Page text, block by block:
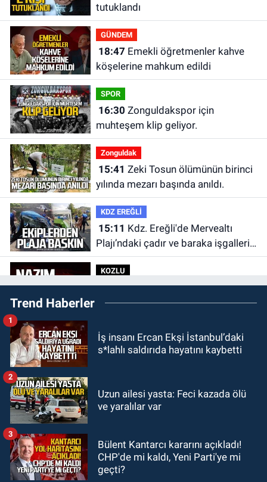
tutuklandı
GÜNDEM
18:47
köşelerine mahkum edildi
SPOR
16:30
muhteşem klip geliyor.
Zonguldak
15:41
yılında mezarı başında anıldı.
KDZ EREĞLİ
15:11
Plajı’ndaki çadır ve baraka işgalleri
kaldırıldı.
KOZLU
14:31Kozlu'da Nazım Zararcı
evinde ölü bulundu.
12:45
12:15Çaycuma'da otomobil
SPOR
11:49Kdz. Ereğli Belediyespor'da
kulübün başına kim geçecek?
Trend Haberler
İş insanı Ercan Ekşi İstanbul’daki
s*lahlı saldırıda hayatını kaybetti
1
Uzun ailesi yasta: Feci kazada ölü
ve yaralılar var
2
Bülent Kantarcı kararını açıkladı!
CHP'de mi kaldı, Yeni Parti'ye mi
geçti?
3